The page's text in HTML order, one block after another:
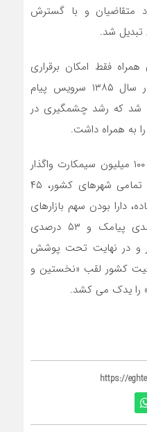
متقاضیان و با گسترش
شد.
فقط امکان برقراری
تماس صوتی را داشتند ولی در سال ۱۳۸۵ سرویس پیام
شد که رشد چشمگیری در
را به همراه داشت.
هم اکنون همراه اول با بیش از ۱۰۰ میلیون سیمکارت واگذار
شده، ایجاد پوشش ارتباطی در تمامی شهرهای کشور، ۴۵
جاده، دارا بودن سهم بازارهای
۶۷ درصدی مکالمه و ۸۴ درصدی پیامک و ۵۳ درصدی
و در نهایت تحت پوشش
۹۷ درصد جمعیت کشور لقب «نخستین و
را یدک می کشد.
https://